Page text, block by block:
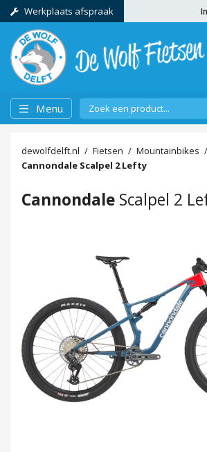
Werkplaats afspraak
Menu
dewolfdelft.nl Fietsen
Mountainbikes
Cannondale Scalpel 2 Lefty
Cannondale Scalpel 2